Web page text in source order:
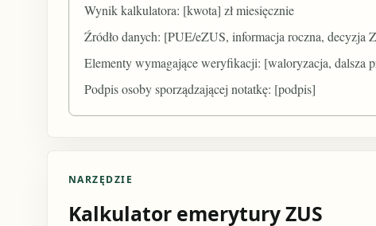
Wynik kalkulatora: [kwota] zł miesięcznie
Źródło danych: [PUE/eZUS, informacja roczna, decyzja
Elementy wymagające weryfikacji: [waloryzacja, dalsza
Podpis osoby sporządzającej notatkę: [podpis]
NARZĘDZIE
Kalkulator emerytury ZUS